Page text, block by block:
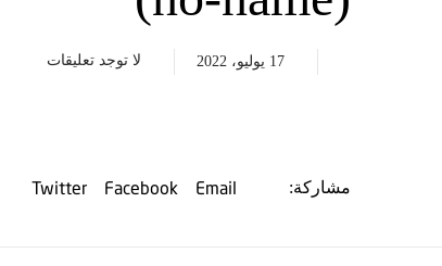
17 يوليو، 2022 لا توجد تعليقات
مشاركة: Email
Facebook
Twitter